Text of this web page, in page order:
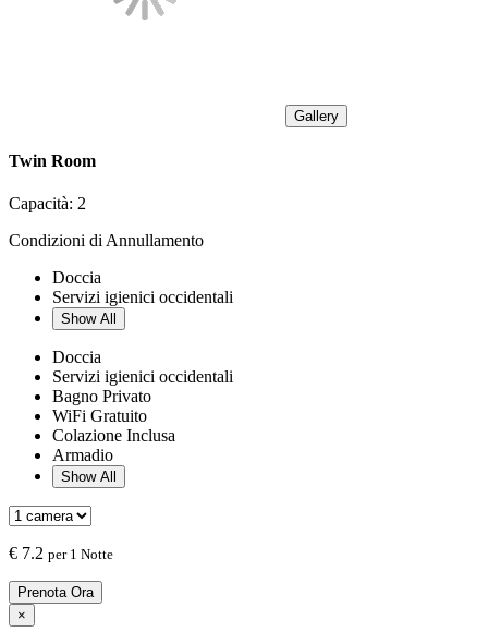
Gallery
Twin Room
Capacità: 2
Condizioni di Annullamento
Doccia
Servizi igienici occidentali
Show All
Doccia
Servizi igienici occidentali
Bagno Privato
WiFi Gratuito
Colazione Inclusa
Armadio
Show All
€ 7.2 per 1 Notte
Prenota Ora
×